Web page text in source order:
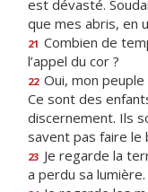
est dévasté.
que mes abris, en
21 Combien de
l’appel du cor ?
22 Oui, mon
Ce sont des
discernement. Ils
savent pas faire le
23 Je regarde la
a perdu sa lumière.